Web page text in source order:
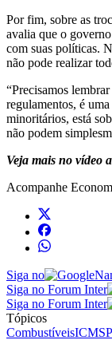
Por fim, sobre as
avalia que o
com suas políticas.
não pode realizar
“Precisamos
regulamentos, é
minoritários, está
não podem
Veja mais no vídeo
Acompanhe
Siga no
Siga no Forum Inter
Siga no Forum Inter
Tópicos
CombustíveisICMS